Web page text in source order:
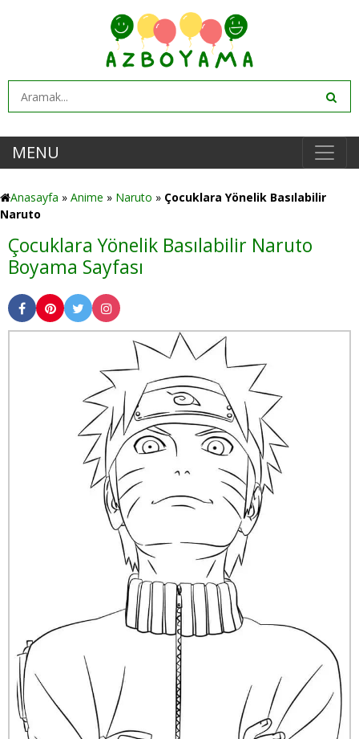
MENU
Anasayfa » Anime » Naruto » Çocuklara Yönelik Basılabilir
Naruto
Çocuklara Yönelik Basılabilir Naruto
Boyama Sayfası